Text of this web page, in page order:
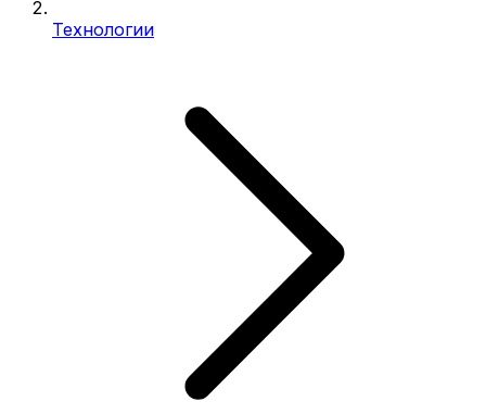
Технологии